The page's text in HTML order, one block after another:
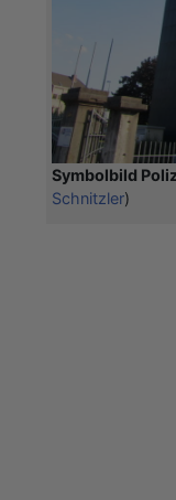
Symbolbild
Schnitzler)